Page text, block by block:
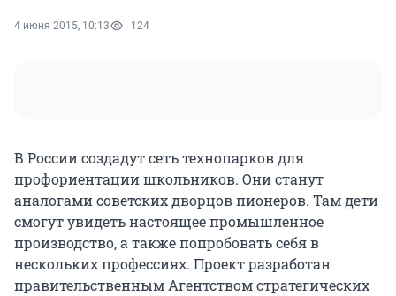
4 июня 2015, 10:13 124
В России создадут сеть технопарков для
профориентации школьников. Они станут
аналогами советских дворцов пионеров. Там дети
смогут увидеть настоящее промышленное
производство, а также попробовать себя в
нескольких профессиях. Проект разработан
правительственным Агентством стратегических